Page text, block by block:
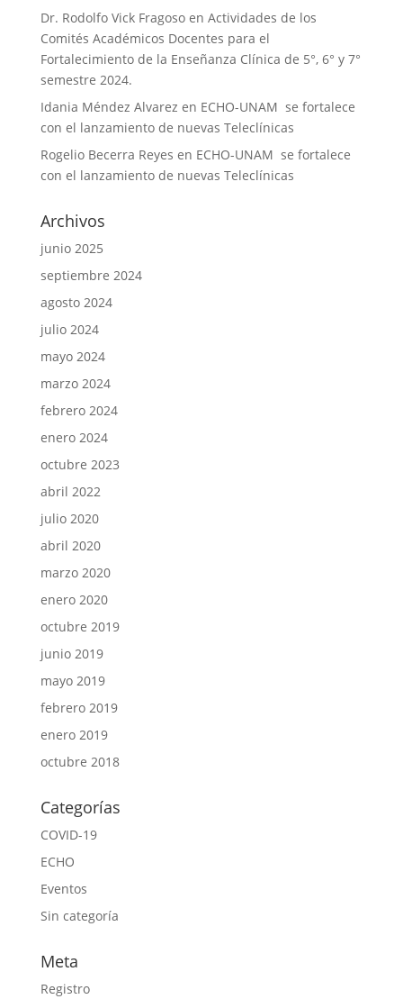
Dr. Rodolfo Vick Fragosoen Actividades de los
Comités Académicos Docentes para el
Fortalecimiento de la Enseñanza Clínica de 5°, 6° y 7°
semestre 2024.
Idania Méndez Alvarez en ECHO-UNAM se fortalece
con el lanzamiento de nuevas Teleclínicas
Rogelio Becerra Reyes en ECHO-UNAM se fortalece
con el lanzamiento de nuevas Teleclínicas
Archivos
junio 2025
septiembre 2024
agosto 2024
julio 2024
mayo 2024
marzo 2024
febrero 2024
enero 2024
octubre 2023
abril 2022
julio 2020
abril 2020
marzo 2020
enero 2020
octubre 2019
junio 2019
mayo 2019
febrero 2019
enero 2019
octubre 2018
Categorías
COVID-19
ECHO
Eventos
Sin categoría
Meta
Registro